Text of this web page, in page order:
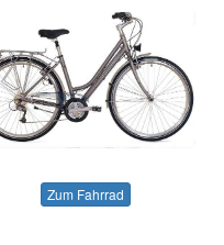
Zum Fahrrad